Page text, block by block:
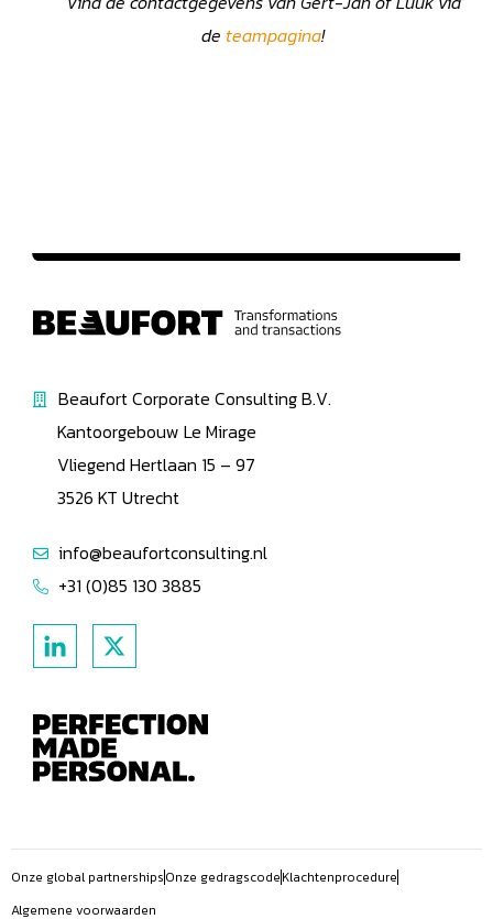
de teampagina!
Beaufort Corporate Consulting B.V.
Kantoorgebouw Le Mirage
Vliegend Hertlaan 15 – 97
3526 KT Utrecht
info@beaufortconsulting.nl
+31 (0)85 130 3885
Onze global partnershipsOnze gedragscodeKlachtenprocedure
Algemene voorwaarden